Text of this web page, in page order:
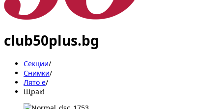
club50plus.bg
Секции/
Снимки/
Лято е/
Щрак!